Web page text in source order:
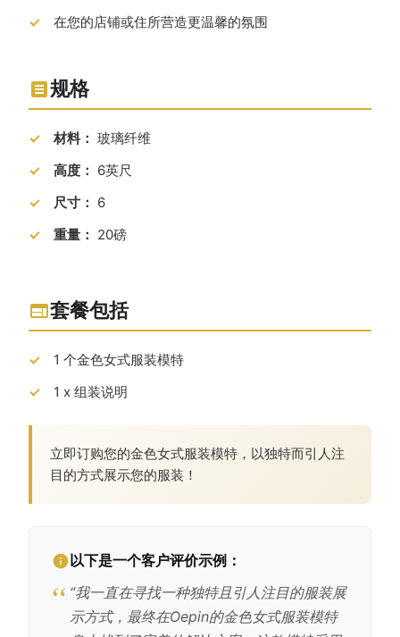
在您的店铺或住所营造更温馨的氛围
规格
材料： 玻璃纤维
高度： 6英尺
尺寸： 6
重量： 20磅
套餐包括
1 个金色女式服装模特
1 x 组装说明
立即订购您的金色女式服装模特，以独特而引人注
目的方式展示您的服装！
以下是一个客户评价示例：
“我一直在寻找一种独特且引人注目的服装展
示方式，最终在Oepin的金色女式服装模特